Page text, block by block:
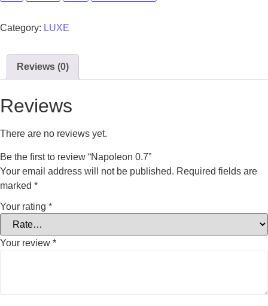
Category: LUXE
Reviews (0)
Reviews
There are no reviews yet.
Be the first to review “Napoleon 0.7”
Your email address will not be published. Required fields are
marked *
Your rating *
Your review *